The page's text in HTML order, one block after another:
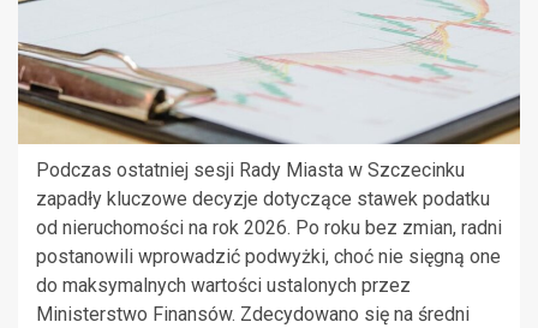
Podczas ostatniej sesji Rady Miasta w Szczecinku
zapadły kluczowe decyzje dotyczące stawek podatku
od nieruchomości na rok 2026. Po roku bez zmian, radni
postanowili wprowadzić podwyżki, choć nie sięgną one
do maksymalnych wartości ustalonych przez
Ministerstwo Finansów. Zdecydowano się na średni